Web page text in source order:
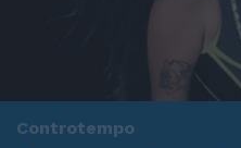
Controtempo